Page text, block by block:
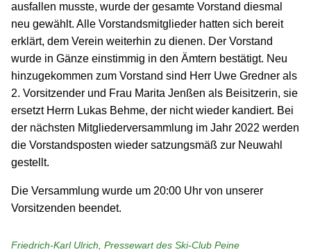
ausfallen musste, wurde der gesamte Vorstand diesmal
neu gewählt. Alle Vorstandsmitglieder hatten sich bereit
erklärt, dem Verein weiterhin zu dienen. Der Vorstand
wurde in Gänze einstimmig in den Ämtern bestätigt. Neu
hinzugekommen zum Vorstand sind Herr Uwe Gredner als
2. Vorsitzender und Frau Marita Jenßen als Beisitzerin, sie
ersetzt Herrn Lukas Behme, der nicht wieder kandiert. Bei
der nächsten Mitgliederversammlung im Jahr 2022 werden
die Vorstandsposten wieder satzungsmäß zur Neuwahl
gestellt.
Die Versammlung wurde um 20:00 Uhr von unserer
Vorsitzenden beendet.
Friedrich-Karl Ulrich, Pressewart des Ski-Club Peine